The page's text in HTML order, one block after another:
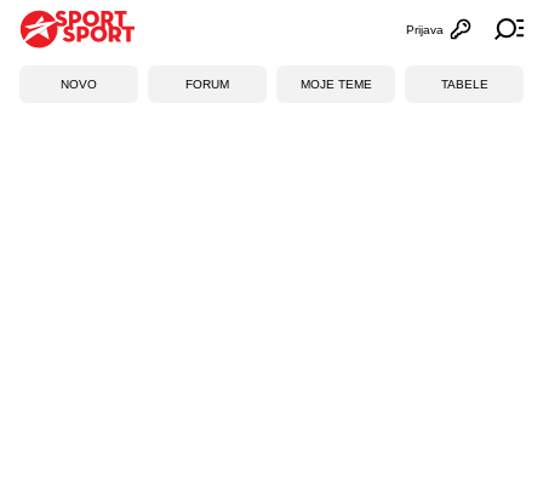
Otvori
Prijava
NOVO FORUM MOJE TEME TABELE